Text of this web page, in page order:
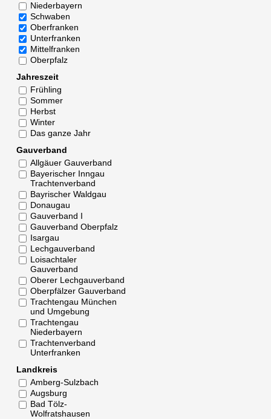
Niederbayern
Schwaben
Oberfranken
Unterfranken
Mittelfranken
Oberpfalz
Jahreszeit
Frühling
Sommer
Herbst
Winter
Das ganze Jahr
Gauverband
Allgäuer Gauverband
Bayerischer Inngau
Trachtenverband
Bayrischer Waldgau
Donaugau
Gauverband I
Gauverband Oberpfalz
Isargau
Lechgauverband
Loisachtaler
Gauverband
Oberer Lechgauverband
Oberpfälzer Gauverband
Trachtengau München
und Umgebung
Trachtengau
Niederbayern
Trachtenverband
Unterfranken
Landkreis
Amberg-Sulzbach
Augsburg
Bad Tölz-
Wolfratshausen